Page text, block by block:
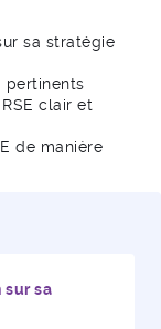
sa stratégie
pertinents
clair et
de manière
sur sa